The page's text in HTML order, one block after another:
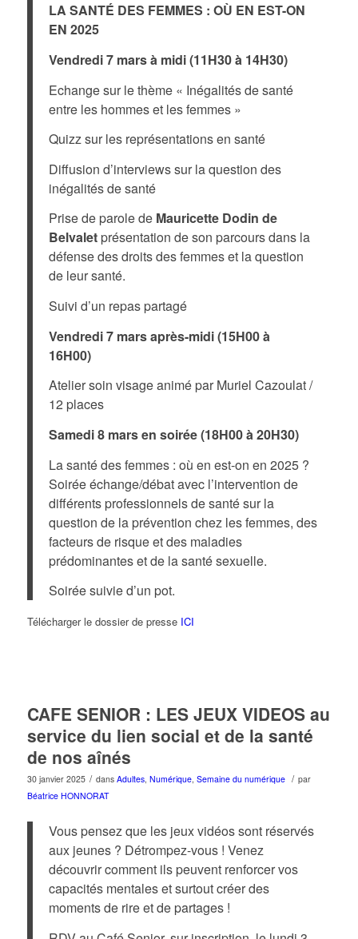
LA SANTÉ DES FEMMES : OÙ EN EST-ON
EN 2025
Vendredi 7 mars à midi (11H30 à 14H30)
Echange sur le thème « Inégalités de santé
entre les hommes et les femmes »
Quizz sur les représentations en santé
Diffusion d’interviews sur la question des
inégalités de santé
Prise de parole de Mauricette Dodin de
Belvaletprésentation de son parcours dans la
défense des droits des femmes et la question
de leur santé.
Suivi d’un repas partagé
Vendredi 7 mars après-midi (15H00 à
16H00)
Atelier soin visage animé par Muriel Cazoulat /
12 places
Samedi 8 mars en soirée (18H00 à 20H30)
La santé des femmes : où en est-on en 2025 ?
Soirée échange/débat avec l’intervention de
différents professionnels de santé sur la
question de la prévention chez les femmes, des
facteurs de risque et des maladies
prédominantes et de la santé sexuelle.
Soirée suivie d’un pot.
Télécharger le dossier de presse ICI
CAFE SENIOR : LES JEUX VIDEOS au
service du lien social et de la santé
de nos aînés
30 janvier 2025 / dans Adultes, Numérique, Semaine du numérique / par
Béatrice HONNORAT
Vous pensez que les jeux vidéos sont réservés
aux jeunes ? Détrompez-vous ! Venez
découvrir comment ils peuvent renforcer vos
capacités mentales et surtout créer des
moments de rire et de partages !